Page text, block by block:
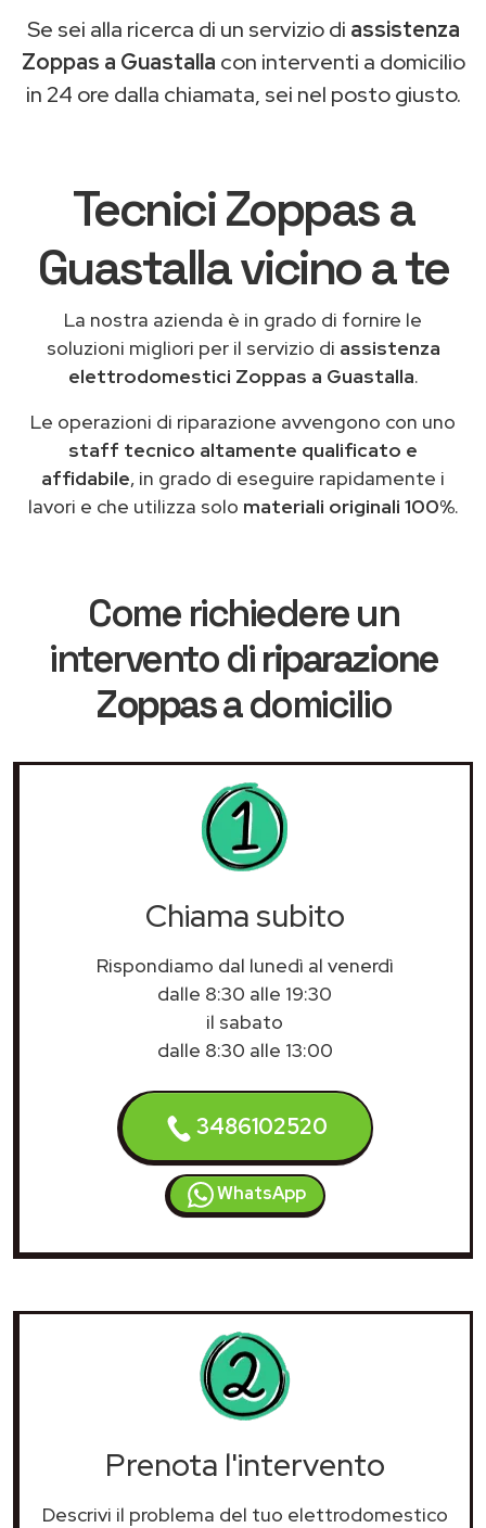
Se sei alla ricerca di un servizio di assistenza
Zoppas a Guastalla con interventi a domicilio
in 24 ore dalla chiamata, sei nel posto giusto.
Tecnici Zoppas a
Guastalla vicino a te
La nostra azienda è in grado di fornire le
soluzioni migliori per il servizio di assistenza
elettrodomestici Zoppas a Guastalla.
Le operazioni di riparazione avvengono con uno
staff tecnico altamente qualificato e
affidabile, in grado di eseguire rapidamente i
lavori e che utilizza solo materiali originali 100%.
Come richiedere un
intervento diriparazione
Zoppasa domicilio
Chiama subito
Rispondiamo dal lunedì al venerdì
dalle 8:30 alle 19:30
il sabato
dalle 8:30 alle 13:00
3486102520
WhatsApp
Prenota l'intervento
Descrivi il problema del tuo elettrodomestico